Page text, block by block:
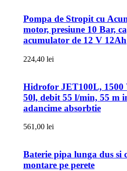
Pompa de Stropit cu
motor, presiune 10 Bar,
acumulator de 12 V 12Ah
224,40 lei
Hidrofor JET100L, 1500
50l, debit 55 l/min, 55 m
adancime absorbtie
561,00 lei
Baterie pipa lunga dus si
montare pe perete